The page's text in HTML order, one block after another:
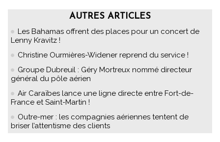
AUTRES ARTICLES
Les Bahamas offrent des places pour un concert de
Lenny Kravitz !
Christine Ourmières-Widener reprend du service !
Groupe Dubreuil : Géry Mortreux nommé directeur
général du pôle aérien
Air Caraïbes lance une ligne directe entre Fort-de-
France et Saint-Martin !
Outre-mer : les compagnies aériennes tentent de
briser l’attentisme des clients